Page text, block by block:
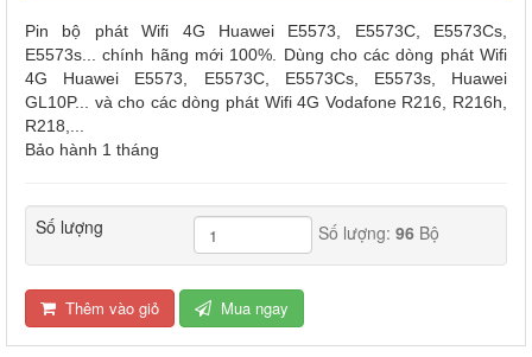
Pin bộ phát Wifi 4G Huawei E5573, E5573C, E5573Cs,
E5573s... chính hãng mới 100%. Dùng cho các dòng phát Wifi
4G Huawei E5573, E5573C, E5573Cs, E5573s, Huawei
GL10P... và cho các dòng phát Wifi 4G Vodafone R216, R216h,
R218,...
Bảo hành 1 tháng
Số lượng Số lượng: 96Bộ
Thêm vào giỏ Mua ngay